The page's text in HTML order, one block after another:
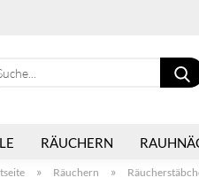
RÄUCHERN
» Räuchern »